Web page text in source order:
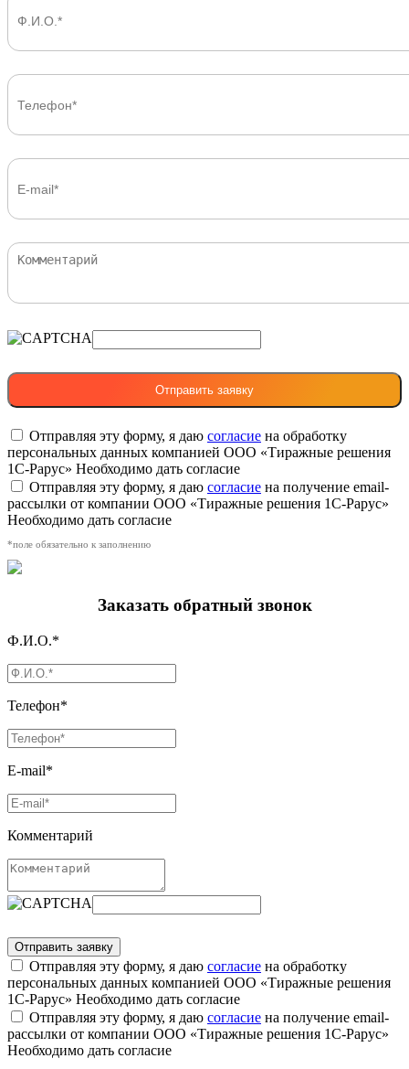
Отправляя эту форму, я даю согласие на обработку
персональных данных компанией ООО «Тиражные решения
1С-Рарус» Необходимо дать согласие
Отправляя эту форму, я даю согласие на получение email-
рассылки от компании ООО «Тиражные решения 1С-Рарус»
Необходимо дать согласие
*поле обязательно к заполнению
Заказать обратный звонок
Ф.И.О.*
Телефон*
E-mail*
Комментарий
Отправляя эту форму, я даю согласие на обработку
персональных данных компанией ООО «Тиражные решения
1С-Рарус» Необходимо дать согласие
Отправляя эту форму, я даю согласие на получение email-
рассылки от компании ООО «Тиражные решения 1С-Рарус»
Необходимо дать согласие